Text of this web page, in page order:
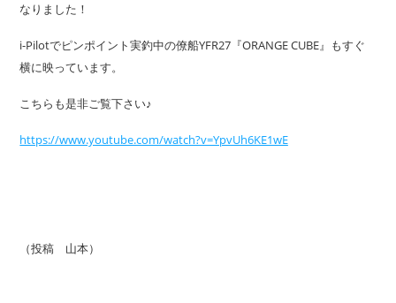
なりました！
i-Pilotでピンポイント実釣中の僚船YFR27『ORANGE CUBE』もすぐ
横に映っています。
こちらも是非ご覧下さい♪
https://www.youtube.com/watch?v=YpvUh6KE1wE
（投稿 山本）